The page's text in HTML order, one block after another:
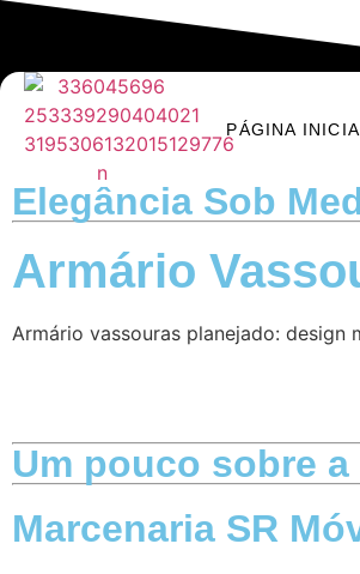
PÁGINA
Elegância Sob
Armário
Armário vassouras planejado:
Um pouco sobre a
Marcenaria SR